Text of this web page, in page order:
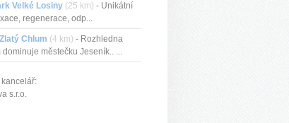
Velké Losiny (25 km) - Unikátní
regenerace, odp...
Chlum (4 km) - Rozhledna
dominuje městečku Jeseník.. ...
s.r.o.